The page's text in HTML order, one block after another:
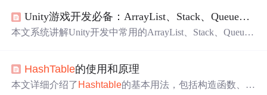
Unity游戏开发必备：ArrayList、Stack、Queue、
本文系统讲解Unity开发中常用的ArrayList、Stack、Queue
品
数据库构建（Hashtable）等典型游戏场景，并重点对比
非泛型与泛型集合（如List、Stack、Queue、Dictionary
HashTable的使用和原理
本文详细介绍了 Hashtable的基本用法，包括构造函数、
成